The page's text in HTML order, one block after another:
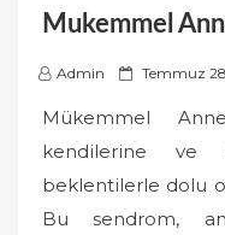
Mukemmel
Admin
P
s
t
e
d
Temmuz
Mükemmel
kendilerine ve
beklentilerle dolu
Bu sendrom,